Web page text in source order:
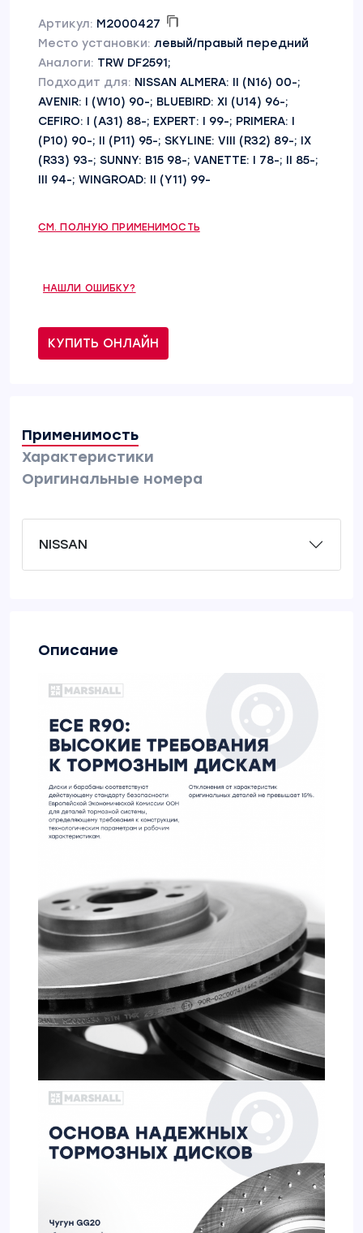
Артикул: M2000427
Место установки: левый/правый передний
Аналоги: TRW DF2591;
Подходит для: NISSAN ALMERA: II (N16) 00-;
AVENIR: I (W10) 90-; BLUEBIRD: XI (U14) 96-;
CEFIRO: I (A31) 88-; EXPERT: I 99-; PRIMERA: I
(P10) 90-; II (P11) 95-; SKYLINE: VIII (R32) 89-; IX
(R33) 93-; SUNNY: B15 98-; VANETTE: I 78-; II 85-;
III 94-; WINGROAD: II (Y11) 99-
СМ. ПОЛНУЮ ПРИМЕНИМОСТЬ
НАШЛИ ОШИБКУ?
КУПИТЬ ОНЛАЙН
Применимость
Характеристики
Оригинальные номера
NISSAN
Описание